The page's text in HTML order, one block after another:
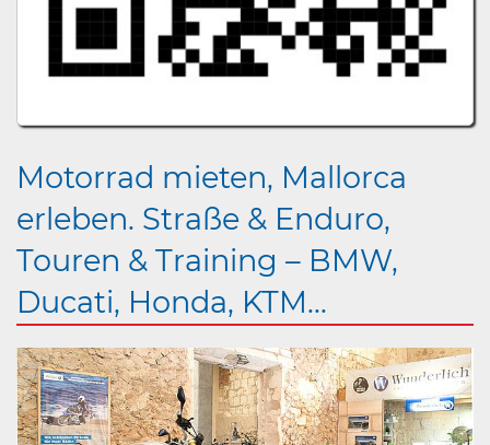
Motorrad mieten, Mallorca
erleben. Straße & Enduro,
Touren & Training – BMW,
Ducati, Honda, KTM...